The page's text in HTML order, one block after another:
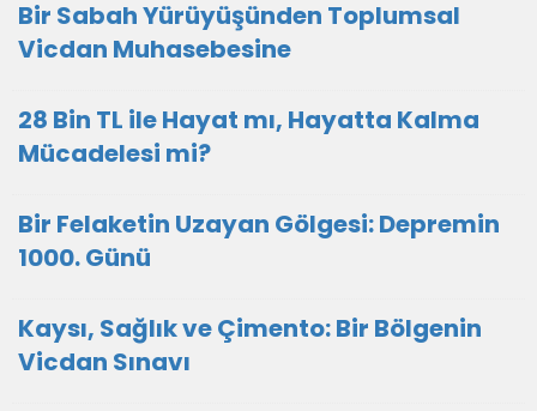
Bir Sabah Yürüyüşünden Toplumsal
Vicdan Muhasebesine
28 Bin TL ile Hayat mı, Hayatta Kalma
Mücadelesi mi?
Bir Felaketin Uzayan Gölgesi: Depremin
1000. Günü
Kaysı, Sağlık ve Çimento: Bir Bölgenin
Vicdan Sınavı